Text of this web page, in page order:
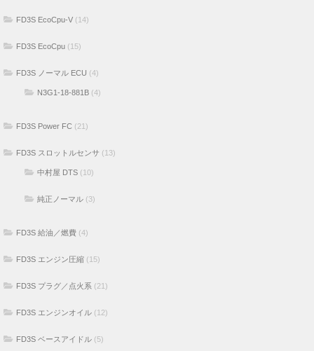
FD3S EcoCpu-V (14)
FD3S EcoCpu (15)
FD3S ノーマル ECU (4)
N3G1-18-881B (4)
FD3S Power FC (21)
FD3S スロットルセンサ (13)
中村屋 DTS (10)
純正ノーマル (3)
FD3S 給油／燃費 (4)
FD3S エンジン圧縮 (15)
FD3S プラグ／点火系 (21)
FD3S エンジンオイル (12)
FD3S ベースアイドル (5)